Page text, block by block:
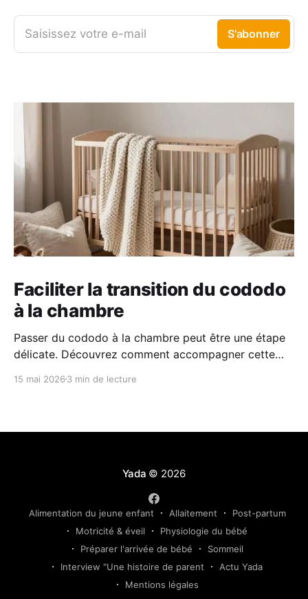
Saisissez votre e-mail S'abonner
Faciliter la transition du cododo
à la chambre
Passer du cododo à la chambre peut être une étape
délicate. Découvrez comment accompagner cette
environnement rassurant et une approche
15 mai 2026 3 min de lecture
Yada © 2026
Alimentation du jeune enfant Allaitement
Post-partum
Motricité & éveil
Physiologie du bébé
Préparer l'arrivée de bébé
Sommeil
Interview "Une histoire de parent
Actu Yada
Mentions légales